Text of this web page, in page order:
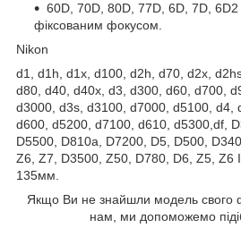
60D, 70D, 80D, 77D, 6D, 7D, 6D2
фіксованим фокусом.
Nikon
d1, d1h, d1x, d100, d2h, d70, d2x,
d80, d40, d40x, d3, d300, d60, d700,
d3000, d3s, d3100, d7000, d5100, d4,
d600, d5200, d7100, d610, d5300,df,
D5500, D810a, D7200, D5, D500,
Z6, Z7, D3500, Z50, D780, D6, Z5, Z6
135мм.
Якщо Ви не знайшли модель свого
нам, ми допоможемо